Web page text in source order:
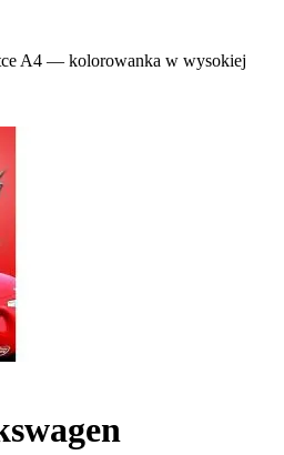
A4 — kolorowanka w wysokiej